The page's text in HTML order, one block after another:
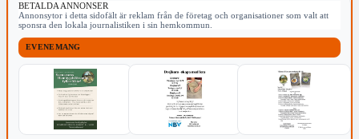
BETALDA ANNONSER
Annonsytor i detta sidofält är reklam från de företag och organisationer som valt att
sponsra den lokala journalistiken i sin hemkommun.
EVENEMANG